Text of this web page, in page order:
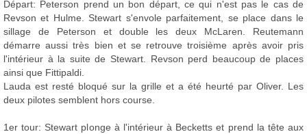
Départ: Peterson prend un bon départ, ce qui n'est pas le cas de
Revson et Hulme. Stewart s'envole parfaitement, se place dans le
sillage de Peterson et double les deux McLaren. Reutemann
démarre aussi très bien et se retrouve troisième après avoir pris
l'intérieur à la suite de Stewart. Revson perd beaucoup de places
ainsi que Fittipaldi.
Lauda est resté bloqué sur la grille et a été heurté par Oliver. Les
deux pilotes semblent hors course.
1er tour: Stewart plonge à l'intérieur à Becketts et prend la tête aux